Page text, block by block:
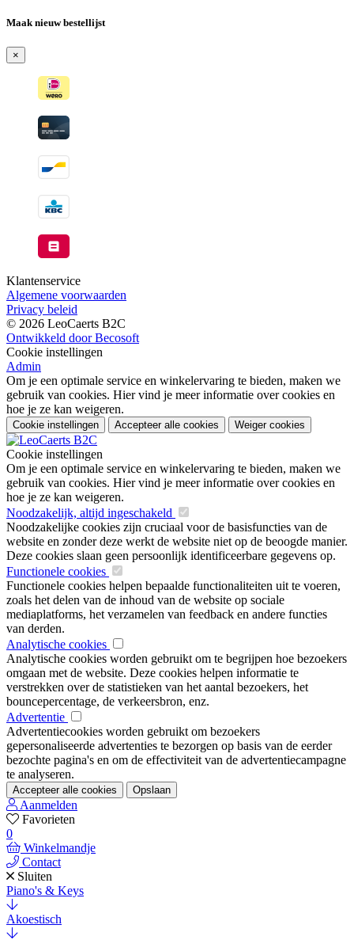
-
verzonden
wanneer
beschikbaar
Maak nieuw bestellijst
×
Klantenservice
Algemene voorwaarden
Privacy beleid
© 2026 LeoCaerts B2C
Ontwikkeld door Becosoft
Cookie instellingen
Admin
Om je een optimale service en winkelervaring te bieden, maken we
gebruik van cookies. Hier vind je meer informatie over cookies en
hoe je ze kan weigeren.
Cookie instellingen Accepteer alle cookies Weiger cookies
Cookie instellingen
Om je een optimale service en winkelervaring te bieden, maken we
gebruik van cookies. Hier vind je meer informatie over cookies en
hoe je ze kan weigeren.
Noodzakelijk, altijd ingeschakeld
Noodzakelijke cookies zijn cruciaal voor de basisfuncties van de
website en zonder deze werkt de website niet op de beoogde manier.
Deze cookies slaan geen persoonlijk identificeerbare gegevens op.
Functionele cookies
Functionele cookies helpen bepaalde functionaliteiten uit te voeren,
zoals het delen van de inhoud van de website op sociale
mediaplatforms, het verzamelen van feedback en andere functies
van derden.
Analytische cookies
Analytische cookies worden gebruikt om te begrijpen hoe bezoekers
omgaan met de website. Deze cookies helpen informatie te
verstrekken over de statistieken van het aantal bezoekers, het
bouncepercentage, de verkeersbron, enz.
Advertentie
Advertentiecookies worden gebruikt om bezoekers
gepersonaliseerde advertenties te bezorgen op basis van de eerder
bezochte pagina's en om de effectiviteit van de advertentiecampagne
te analyseren.
Accepteer alle cookies Opslaan
Aanmelden
Favorieten
0
Winkelmandje
Contact
Sluiten
Piano's & Keys
Akoestisch